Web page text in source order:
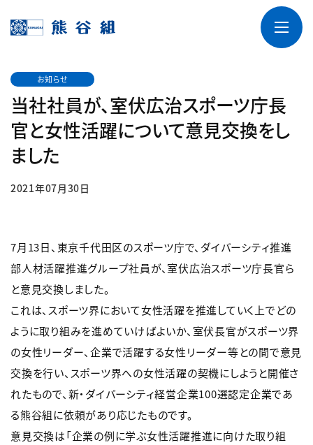
お知らせ
当社社員が、室伏広治スポーツ庁長
官と女性活躍について意見交換をし
ました
2021年07月30日
7月13日、東京千代田区のスポーツ庁で、ダイバーシティ推進
部人材活躍推進グループ社員が、室伏広治スポーツ庁長官ら
と意見交換しました。
これは、スポーツ界において女性活躍を推進していく上でどの
ように取り組みを進めていけばよいか、室伏長官がスポーツ界
の女性リーダー、企業で活躍する女性リーダー等との間で意見
交換を行い、スポーツ界への女性活躍の契機にしようと開催さ
れたもので、新・ダイバーシティ経営企業100選認定企業であ
る熊谷組に依頼があり応じたものです。
意見交換は「企業の例に学ぶ女性活躍推進に向けた取り組